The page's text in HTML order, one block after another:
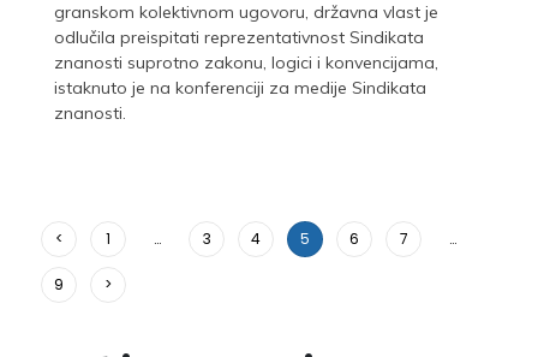
granskom kolektivnom ugovoru, državna vlast je
odlučila preispitati reprezentativnost Sindikata
znanosti suprotno zakonu, logici i konvencijama,
istaknuto je na konferenciji za medije Sindikata
znanosti.
< 1 … 3 4 5 6 7 …
9 >